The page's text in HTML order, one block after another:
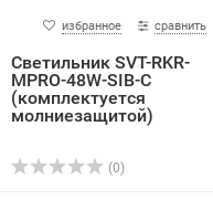
избранное сравнить
Светильник SVT-RKR-
MPRO-48W-SIB-C
(комплектуется
молниезащитой)
(0)